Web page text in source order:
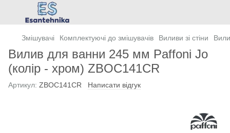
Змішувачі Комплектуючі до змішувачів Виливи зі стіни
Вилив для ванни 245 мм Paffoni Jo
(колір - хром) ZBOC141CR
Артикул: ZBOC141CR Написати відгук